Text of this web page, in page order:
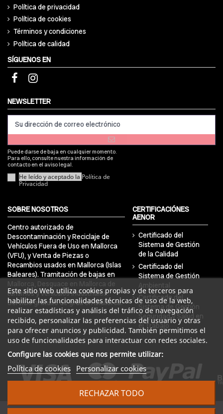
Política de privacidad
Política de cookies
Términos y condiciones
Política de calidad
Este sitio Web utiliza cookies propias y de terceros para
habilitar las funcionalidades técnicas de uso de la web,
realizar estadísticas y análisis del tráfico de navegación
recibido, personalizar las preferencias del usuario y otras
para ofrecer anuncios y publicidad. También permitimos el
uso de funcionalidades para interactuar con redes sociales.
Configure las cookies que nos permite utilizar:
Política de cookies Personalizar cookies
RECHAZAR TODO
SÍGUENOS EN
NEWSLETTER
Puede darse de baja en cualquier momento.
Para ello, consulte nuestra información de
contacto en el aviso legal.
He leído y aceptado la Política de
Privacidad
SOBRE NOSOTROS
Centro autorizado de
Descontaminación y Reciclaje de
Vehículos Fuera de Uso en Mallorca
(VFU), y Venta de Piezas o
Recambios usados en Mallorca (Islas
Baleares). Tramitación de bajas en
Mallorca, Desguace en Mallorca de
turismos y vehículos industriales.
Servicio gratuito de grúa en Mallorca.
CERTIFICACIÓNES
AENOR
Certificado del
Sistema de Gestión
de la Calidad
Certificado del
Sistema de Gestión
Ambiental
Certificado del
Sistema de Gestión
Seguridad y Salud en
el Trabajo